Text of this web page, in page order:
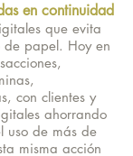
en continuidad
que evita
de papel. Hoy en
con clientes y
ahorrando
uso de más de
misma acción